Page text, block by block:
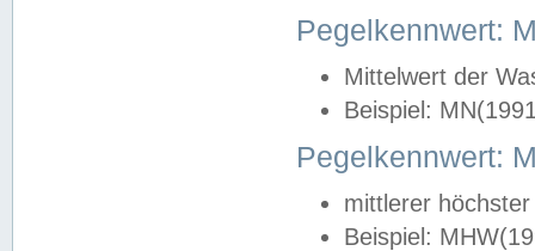
Pegelkennwert:
Mittelwert der
Beispiel:
Pegelkennwert:
mittlerer
Beispiel: